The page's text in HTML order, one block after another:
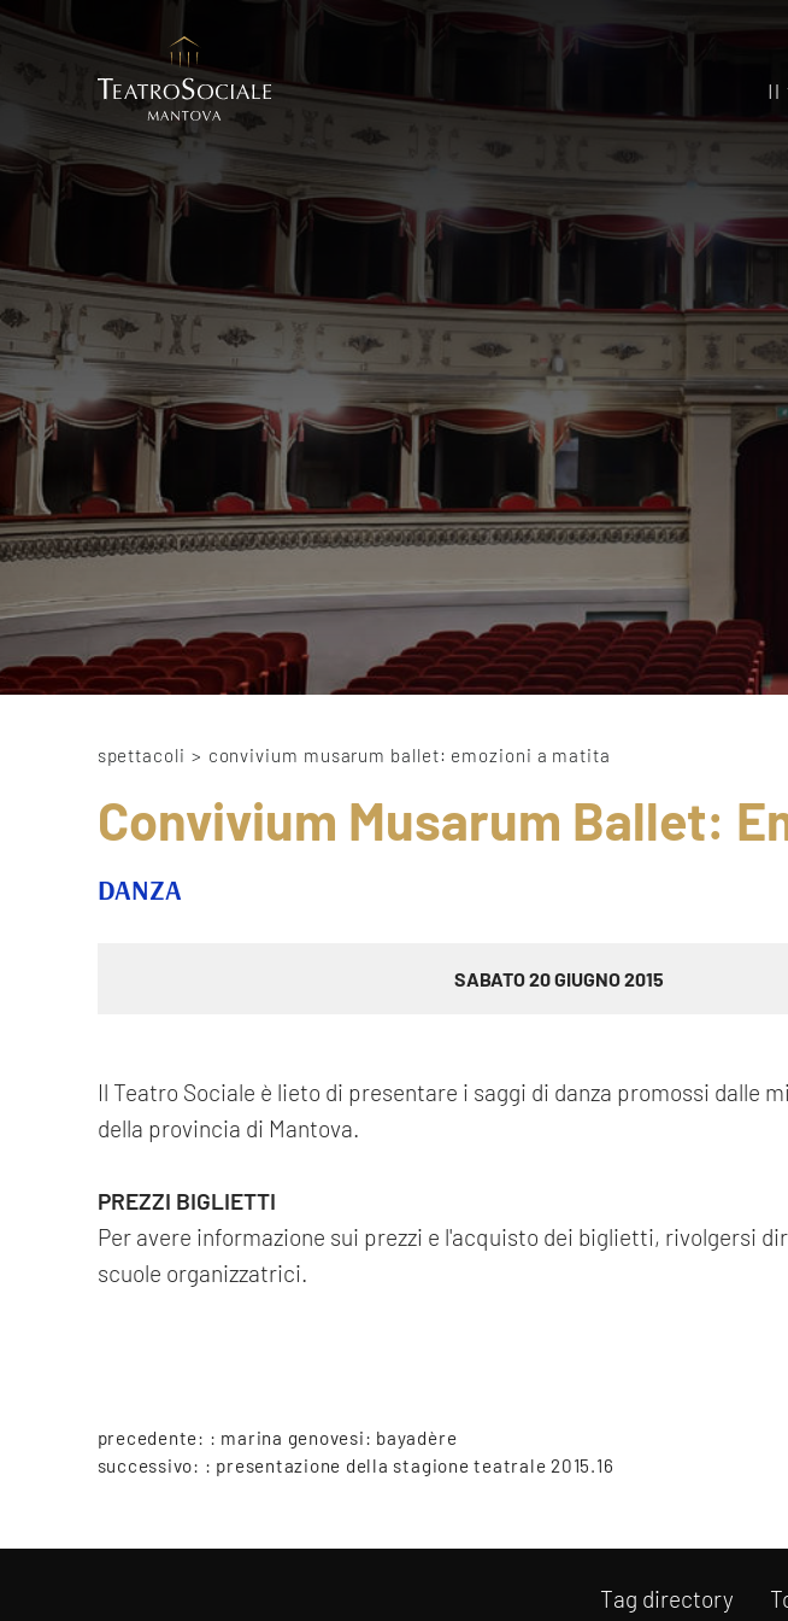
Il
spettacoli > convivium musarum ballet: emozioni a matita
Convivium Musarum Ballet:
DANZA
SABATO 20 GIUGNO 2015
Il Teatro Sociale è lieto di presentare i saggi di danza promossi dalle
della provincia di Mantova.
PREZZI BIGLIETTI
Per avere informazione sui prezzi e l'acquisto dei biglietti, rivolgersi
scuole organizzatrici.
precedente: : marina genovesi: bayadère
successivo: : presentazione della stagione teatrale 2015.16
Tag directory